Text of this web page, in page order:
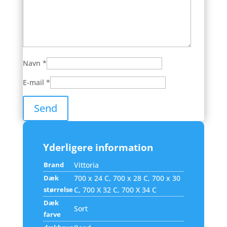
Navn *
E-mail *
Yderligere information
Brand Vittoria
Dæk
størrelse
700 x 24 C, 700 x 28 C, 700 x 30
C, 700 X 32 C, 700 X 34 C
Dæk
farve
Sort